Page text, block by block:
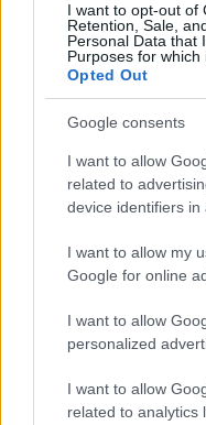
I want to opt-out of
Retention, Sale,
Personal Data that
Purposes for which
Opted Out
Google consents
I want to allow
related to
device identifiers in
I want to allow my
Google for online
I want to allow
personalized
I want to allow
related to analytics
©2026 - rifaidate.it - p.iva